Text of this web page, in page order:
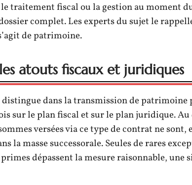
traitement fiscal ou la gestion au moment
complet. Les experts du sujet le
de patrimoine.
atouts fiscaux et juridiques
distingue dans la transmission de
sur le plan fiscal et sur le plan juridique. Au
versées via ce type de contrat ne sont,
la masse successorale. Seules de rares
dépassent la mesure raisonnable, une